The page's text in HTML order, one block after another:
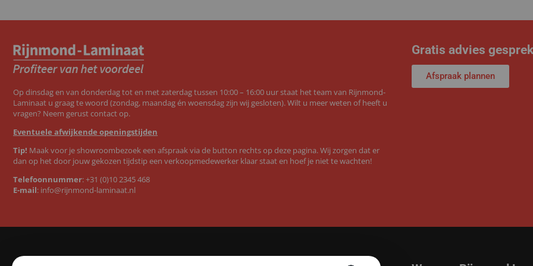
Op dinsdag en van donderdag tot en met zaterdag tussen 10:00 – 16:00 uur staat het team van Rijnmond-
Laminaat u graag te woord (zondag, maandag én woensdag zijn wij gesloten). Wilt u meer weten of heeft u
vragen? Neem gerust contact op.
Eventuele afwijkende openingstijden
Tip! Maak voor je showroombezoek een afspraak via de button rechts op deze pagina. Wij zorgen dat er
dan op het door jouw gekozen tijdstip een verkoopmedewerker klaar staat en hoef je niet te wachten!
Telefoonnummer:+31 (0)10 2345 468
E-mail: info@rijnmond-laminaat.nl
Gratis advies gesprek
Afspraak plannen